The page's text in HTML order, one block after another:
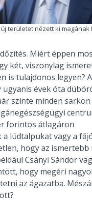
területet nézett ki magának
Miért éppen
két, viszonylag
is tulajdonos legyen? A
ugyanis évek óta
szinte minden sarkon
forintos átlagáron
lúdtalpukat vagy a
hogy az ismertebb
Csányi Sándor
hogy megéri
az ágazatba.